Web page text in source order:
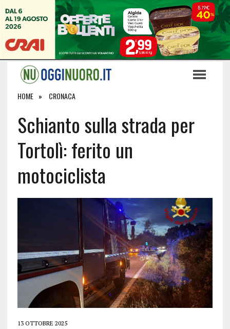
HOME CRONACA
Schianto sulla strada per
Tortolì: ferito un
motociclista
13 OTTOBRE 2025